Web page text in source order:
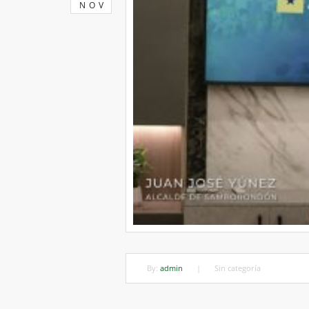
NOV
By: admin Sin categoría